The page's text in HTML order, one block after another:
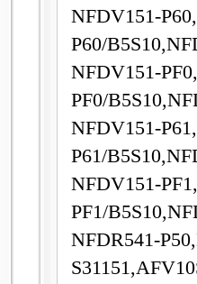
NFDV151-
P60/
NFDV151-
PF0/
NFDV151-
P61/
NFDV151-
PF1/
NFDR541-